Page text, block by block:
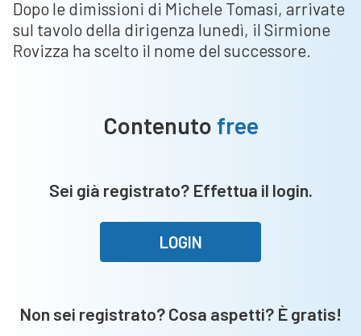
Dopo le dimissioni di Michele Tomasi, arrivate
sul tavolo della dirigenza lunedì, il Sirmione
Rovizza ha scelto il nome del successore.
Contenuto free
Sei già registrato? Effettua il login.
LOGIN
Non sei registrato? Cosa aspetti? È gratis!